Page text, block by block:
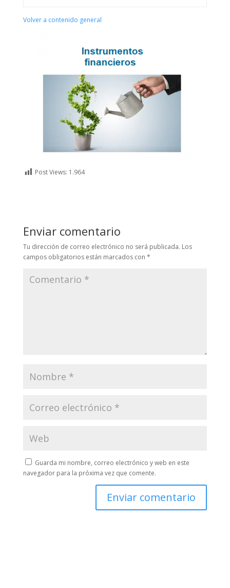
Volver a contenido general
Post Views: 1.964
Enviar comentario
Tu dirección de correo electrónico no será publicada. Los
campos obligatorios están marcados con *
Guarda mi nombre, correo electrónico y web en este
navegador para la próxima vez que comente.